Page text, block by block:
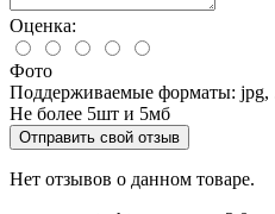
Оценка:
Фото
Поддерживаемые форматы: jpg,
Не более 5шт и 5мб
Отправить свой отзыв
Нет отзывов о данном товаре.